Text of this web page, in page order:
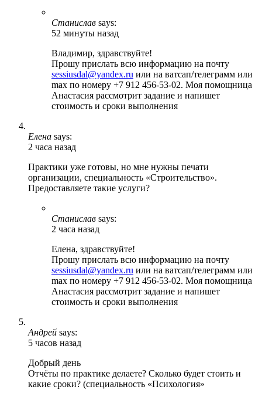
Станислав says:
52 минуты назад
Владимир, здравствуйте!
Прошу прислать всю информацию на почту
sessiusdal@yandex.ru или на ватсап/телеграмм или
max по номеру +7 912 456-53-02. Моя помощница
Анастасия рассмотрит задание и напишет
стоимость и сроки выполнения
Елена says:
2 часа назад
Практики уже готовы, но мне нужны печати
организации, специальность «Строительство».
Предоставляете такие услуги?
Станислав says:
2 часа назад
Елена, здравствуйте!
Прошу прислать всю информацию на почту
sessiusdal@yandex.ru или на ватсап/телеграмм или
max по номеру +7 912 456-53-02. Моя помощница
Анастасия рассмотрит задание и напишет
стоимость и сроки выполнения
Андрей says:
5 часов назад
Добрый день
Отчёты по практике делаете? Сколько будет стоить и
какие сроки? (специальность «Психология»